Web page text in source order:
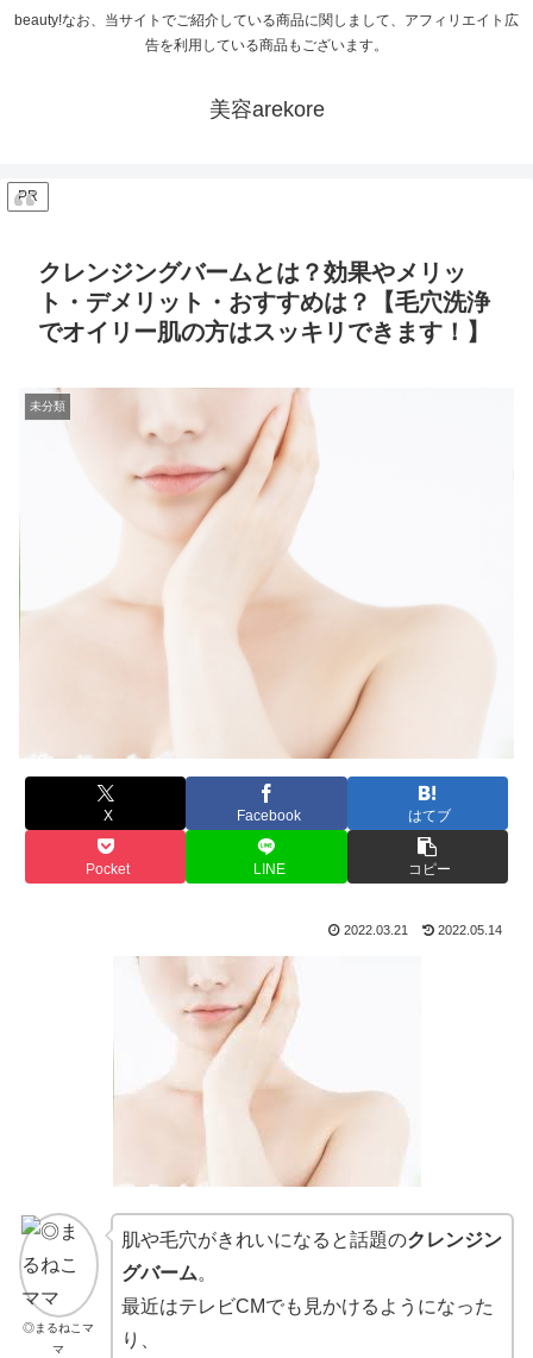
beauty!なお、当サイトでご紹介している商品に関しまして、アフィリエイト広
告を利用している商品もございます。
美容arekore
PR
クレンジングバームとは？効果やメリッ
ト・デメリット・おすすめは？【毛穴洗浄
でオイリー肌の方はスッキリできます！】
未分類
X Facebook はてブ
Pocket LINE コピー
2022.03.21 2022.05.14
◎まるねこマ
マ
肌や毛穴がきれいになると話題のクレンジン
グバーム。
最近はテレビCMでも見かけるようになった
り、